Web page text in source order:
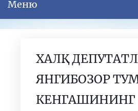
Меню
ХАЛҚ
ЯНГИБОЗОР
КЕНГАШИНИНГ